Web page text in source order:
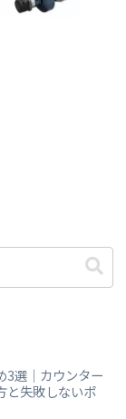
3選｜カウンター
と失敗しないポ